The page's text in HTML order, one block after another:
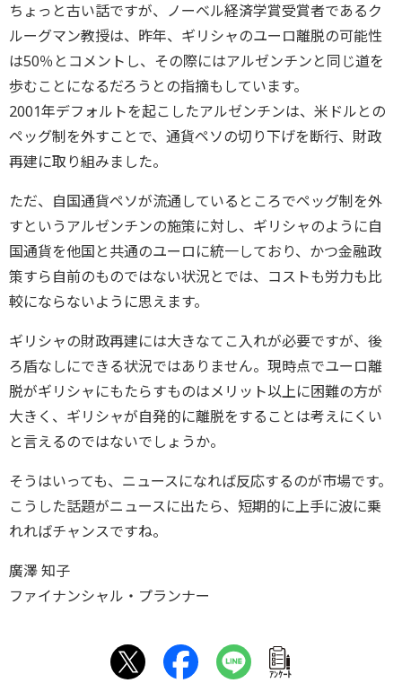
ちょっと古い話ですが、ノーベル経済学賞受賞者であるク
ルーグマン教授は、昨年、ギリシャのユーロ離脱の可能性
は50％とコメントし、その際にはアルゼンチンと同じ道を
歩むことになるだろうとの指摘もしています。
2001年デフォルトを起こしたアルゼンチンは、米ドルとの
ペッグ制を外すことで、通貨ペソの切り下げを断行、財政
再建に取り組みました。
ただ、自国通貨ペソが流通しているところでペッグ制を外
すというアルゼンチンの施策に対し、ギリシャのように自
国通貨を他国と共通のユーロに統一しており、かつ金融政
策すら自前のものではない状況とでは、コストも労力も比
較にならないように思えます。
ギリシャの財政再建には大きなてこ入れが必要ですが、後
ろ盾なしにできる状況ではありません。現時点でユーロ離
脱がギリシャにもたらすものはメリット以上に困難の方が
大きく、ギリシャが自発的に離脱をすることは考えにくい
と言えるのではないでしょうか。
そうはいっても、ニュースになれば反応するのが市場です。
こうした話題がニュースに出たら、短期的に上手に波に乗
れればチャンスですね。
廣澤 知子
ファイナンシャル・プランナー
ｱﾝｹｰﾄ